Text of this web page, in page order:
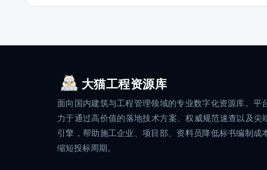
大猫工程资源库
面向国内建筑与工程管理领域的专业数字化资源库。平
力于通过高价值的落地技术方案、权威规范速查以及尖
引擎，帮助施工企业、项目部、资料员降低标书编制成
缩短投标周期。